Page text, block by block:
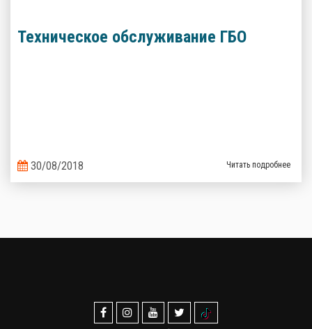
Техническое обслуживание ГБО
30/08/2018 Читать подробнее